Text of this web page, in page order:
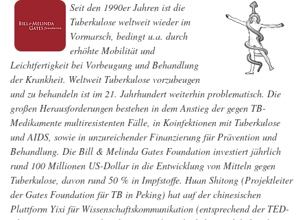
Seit den 1990er Jahren ist die
Tuberkulose weltweit wieder im
Vormarsch, bedingt u.a. durch
erhöhte Mobilität und
Leichtfertigkeit bei Vorbeugung und Behandlung
der Krankheit. Weltweit Tuberkulose vorzubeugen
und zu behandeln ist im 21. Jahrhundert weiterhin problematisch. Die
großen Herausforderungen bestehen in dem Anstieg der gegen TB-
Medikamente multiresistenten Fälle, in Koinfektionen mit Tuberkulose
und AIDS, sowie in unzureichender Finanzierung für Prävention und
Behandlung. Die Bill & Melinda Gates Foundation investiert jährlich
rund 100 Millionen US-Dollar in die Entwicklung von Mitteln gegen
Tuberkulose, davon rund 50 % in Impfstoffe. Huan Shitong (Projektleiter
der Gates Foundation für TB in Peking) hat auf der chinesischen
Plattform Yixi für Wissenschaftskommunikation (entsprechend der TED-